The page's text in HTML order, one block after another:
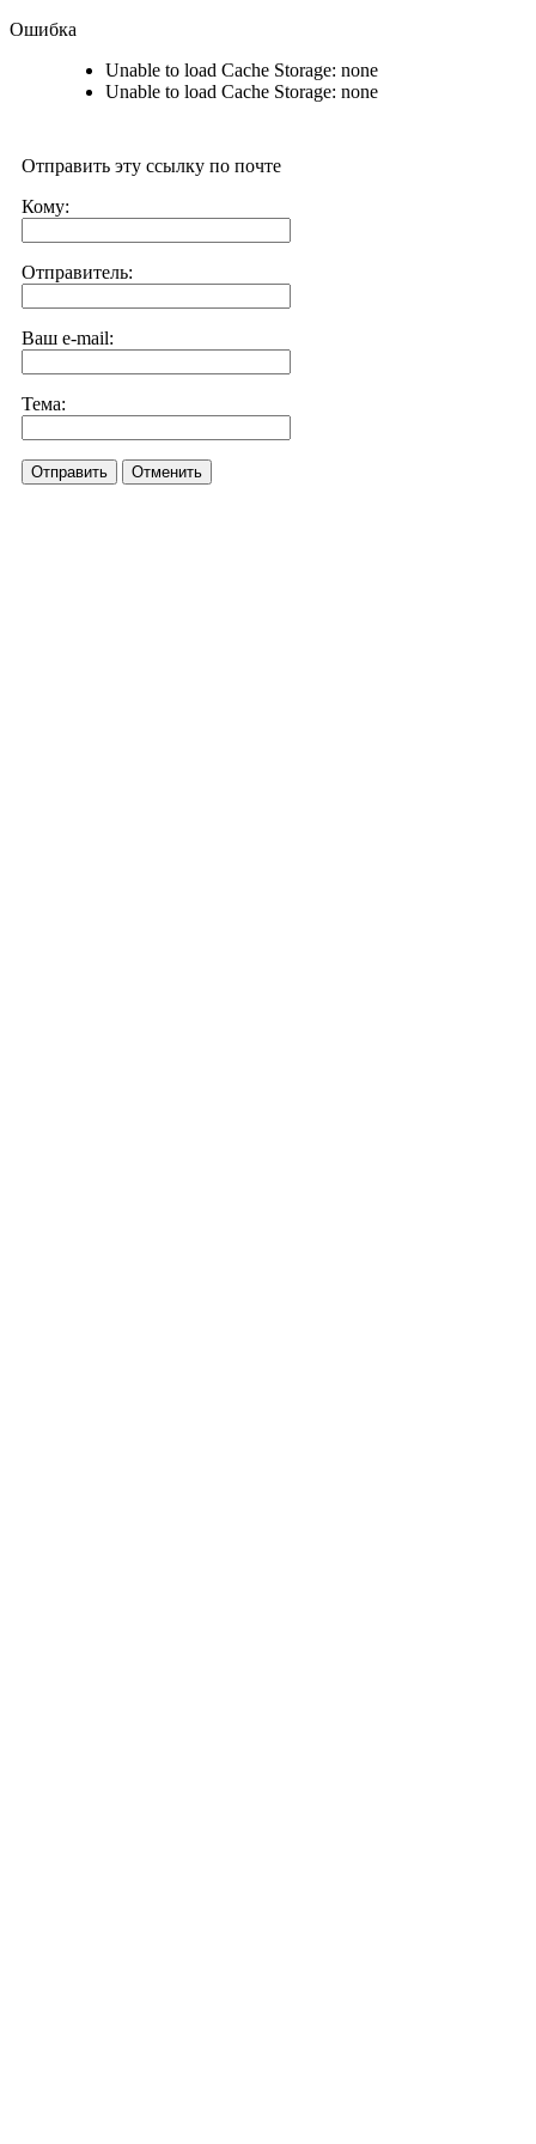
Ошибка
Unable to load Cache Storage: none
Unable to load Cache Storage: none
Отправить эту ссылку по почте
Кому:
Отправитель:
Ваш e-mail:
Тема:
Отправить Отменить